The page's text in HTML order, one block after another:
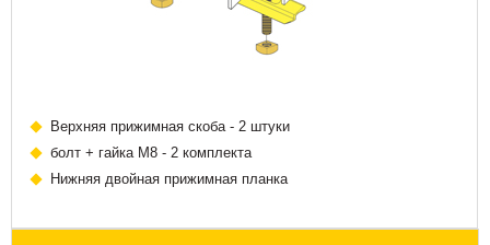
Верхняя прижимная скоба - 2 штуки
болт + гайка М8 - 2 комплекта
Нижняя двойная прижимная планка